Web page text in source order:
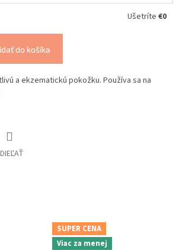
Ušetríte €0
do košíka
a ekzematickú pokožku. Používa sa na
SUPER CENA
Viac za menej